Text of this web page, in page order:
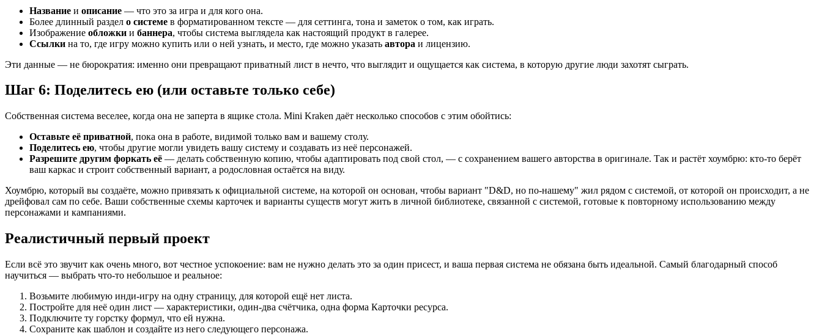
Название и описание — что это за игра и для кого она.
Более длинный раздел о системе в форматированном тексте — для сеттинга, тона и заметок о том, как играть.
Изображение обложки и баннера, чтобы система выглядела как настоящий продукт в галерее.
Ссылки на то, где игру можно купить или о ней узнать, и место, где можно указать автора и лицензию.
Эти данные — не бюрократия: именно они превращают приватный лист в нечто, что выглядит и ощущается как система, в которую другие люди захотят сыграть.
Шаг 6: Поделитесь ею (или оставьте только себе)
Собственная система веселее, когда она не заперта в ящике стола. Mini Kraken даёт несколько способов с этим обойтись:
Оставьте её приватной, пока она в работе, видимой только вам и вашему столу.
Поделитесь ею, чтобы другие могли увидеть вашу систему и создавать из неё персонажей.
Разрешите другим форкать её — делать собственную копию, чтобы адаптировать под свой стол, — с сохранением вашего авторства в оригинале. Так и растёт хоумбрю: кто-то берёт
ваш каркас и строит собственный вариант, а родословная остаётся на виду.
Хоумбрю, который вы создаёте, можно привязать к официальной системе, на которой он основан, чтобы вариант "D&D, но по-нашему" жил рядом с системой, от которой он происходит, а не
дрейфовал сам по себе. Ваши собственные схемы карточек и варианты существ могут жить в личной библиотеке, связанной с системой, готовые к повторному использованию между
персонажами и кампаниями.
Реалистичный первый проект
Если всё это звучит как очень много, вот честное успокоение: вам не нужно делать это за один присест, и ваша первая система не обязана быть идеальной. Самый благодарный способ
научиться — выбрать что-то небольшое и реальное:
Возьмите любимую инди-игру на одну страницу, для которой ещё нет листа.
Постройте для неё один лист — характеристики, один-два счётчика, одна форма Карточки ресурса.
Подключите ту горстку формул, что ей нужна.
Сохраните как шаблон и создайте из него следующего персонажа.